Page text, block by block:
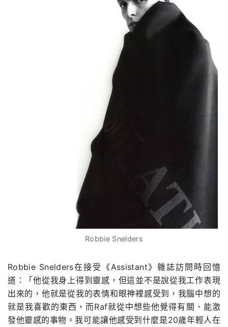
Robbie Snelders
Robbie Snelders在接受《Assistant》雜誌訪問時回憶
道：「他從我身上得到靈感，但這並不是說從我工作表現
出來的，他就是從我的表情和眼神裡感受到，我腦中想的
就是我喜歡的東西，而Raf就從中想些他覺得有關、能激
發他靈感的事物。我可能讓他感受到什麼是20歲年輕人在